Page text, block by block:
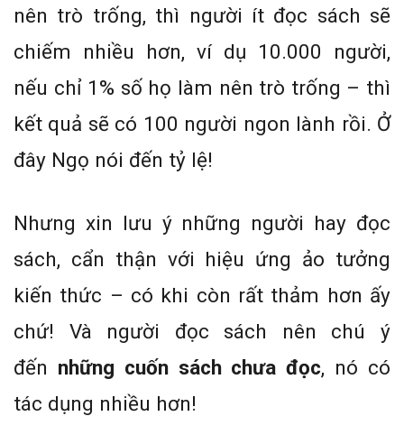
nên trò trống, thì người ít đọc sách sẽ
chiếm nhiều hơn, ví dụ 10.000 người,
nếu chỉ 1% số họ làm nên trò trống – thì
kết quả sẽ có 100 người ngon lành rồi. Ở
đây Ngọ nói đến tỷ lệ!
Nhưng xin lưu ý những người hay đọc
sách, cẩn thận với hiệu ứng ảo tưởng
kiến thức – có khi còn rất thảm hơn ấy
chứ! Và người đọc sách nên chú ý
đến những cuốn sách chưa đọc, nó có
tác dụng nhiều hơn!